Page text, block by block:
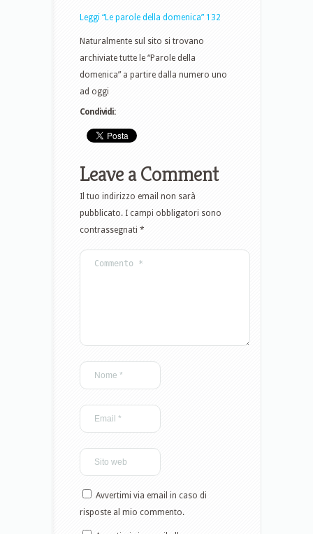
Leggi “Le parole della domenica” 132
Naturalmente sul sito si trovano
archiviate tutte le “Parole della
domenica” a partire dalla numero uno
ad oggi
Condividi:
Leave a Comment
Il tuo indirizzo email non sarà
pubblicato. I campi obbligatori sono
contrassegnati *
Avvertimi via email in caso di
risposte al mio commento.